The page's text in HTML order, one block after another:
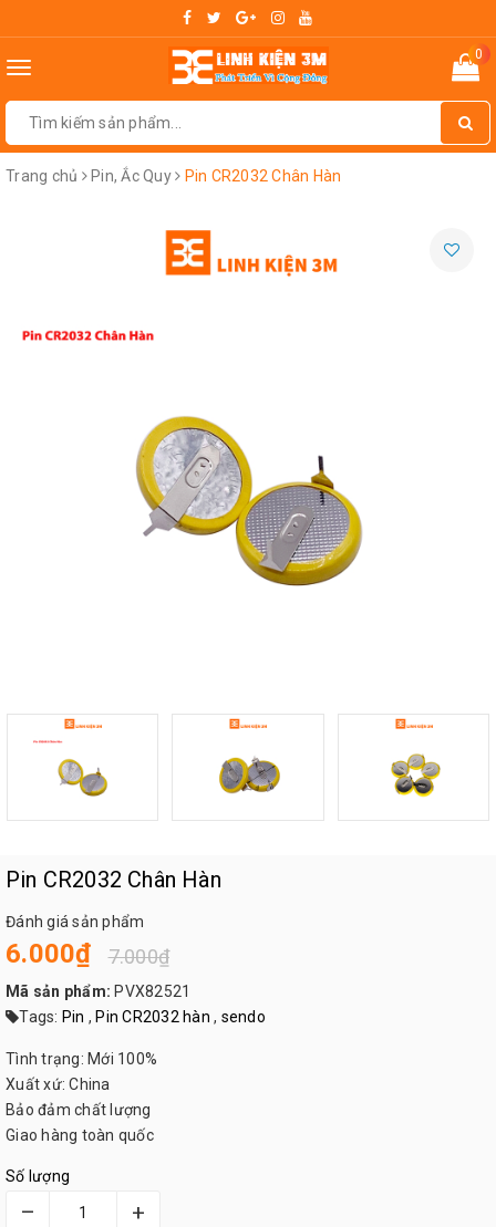
Toggle
0
Trang chủ Pin, Ắc Quy Pin CR2032 Chân Hàn
Pin CR2032 Chân Hàn
Đánh giá sản phẩm
6.000₫ 7.000₫
Mã sản phẩm: PVX82521
Tags: Pin , Pin CR2032 hàn , sendo
Tình trạng: Mới 100%
Xuất xứ: China
Bảo đảm chất lượng
Giao hàng toàn quốc
Số lượng
– +